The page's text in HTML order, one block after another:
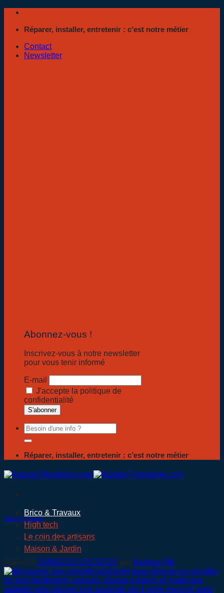
Passer
contenuRéparer, installer, entretenir : c’est notre métier
Contact
Newsletter
Abonnez-vous !
Inscrivez-vous à notre newsletter
pour vous tenir informé
E-mail
J'accepte la politique de
confidentialité
Réparer, installer, entretenir : c’est notre métier
Brico & Travaux
High tech
Le coin des artisans
Maison & Jardin
Brico & Travaux
Rénover un escalier en bois facilement
Publié le 23/09/202515/10/2025 par Mathias Pili